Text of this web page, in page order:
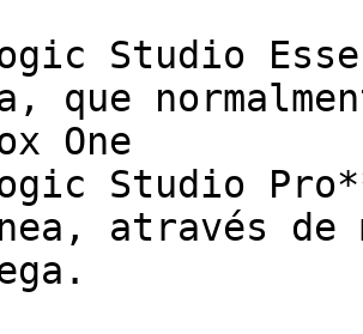
Studio
que
One
Studio
através de